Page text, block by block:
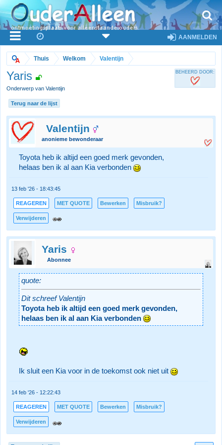
AANMELDEN
Thuis Welkom Valentijn
Yaris
Onderwerp van Valentijn
BEHEERD DOOR:
Terug naar de lijst
Valentijn
anonieme bewonderaar
Toyota heb ik altijd een goed merk gevonden,
helaas ben ik al aan Kia verbonden
13 feb '26 - 18:43:45
REAGEREN MET QUOTE Bewerken Misbruik?
Verwijderen
Yaris
Abonnee
quote:
Dit schreef Valentijn
Toyota heb ik altijd een goed merk gevonden,
helaas ben ik al aan Kia verbonden
Ik sluit een Kia voor in de toekomst ook niet uit
14 feb '26 - 12:22:43
REAGEREN MET QUOTE Bewerken Misbruik?
Verwijderen